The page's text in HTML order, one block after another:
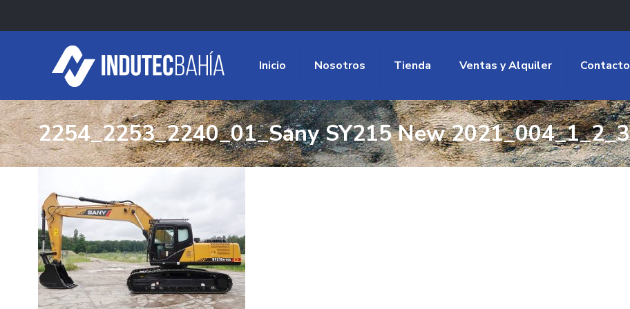
Inicio Nosotros Tienda Ventas y Alquiler Contacto
2254_2253_2240_01_Sany SY215 New 2021_004_1_2_3